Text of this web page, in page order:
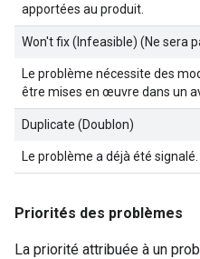
apportées au produit.
Won't fix (Infeasible) (Ne sera
Le problème nécessite des
être mises en œuvre dans un
Duplicate (Doublon)
Le problème a déjà été signalé.
Priorités des problèmes
La priorité attribuée à un